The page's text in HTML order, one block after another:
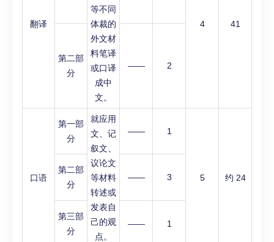
翻译
等不同
体裁的
外文材
料笔译
或口译
成中
文。
4 41
第二部
分
—— 2
口语
第一部
分
就应用
文、记
叙文、
议论文
等材料
转述或
发表自
己的观
点。
—— 1
5 约 24
第二部
分
—— 3
第三部
分
—— 1